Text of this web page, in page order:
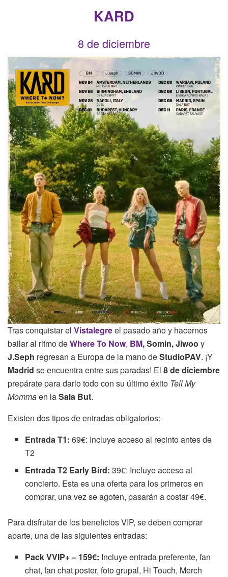
KARD
8 de diciembre
Tras conquistar el Vistalegreel pasado año y hacernos
bailar al ritmo deWhere To Now, BM, Somin, Jiwoo y
J.Seph regresan a Europa de la mano deStudioPAV. ¡Y
Madrid se encuentra entre sus paradas! El 8 de diciembre
prepárate para darlo todo con su último éxito Tell My
Mommaen laSala But.
Existen dos tipos de entradas obligatorios:
Entrada T1: 69€: Incluye acceso al recinto antes de
T2
Entrada T2 Early Bird: 39€: Incluye acceso al
concierto. Esta es una oferta para los primeros en
comprar, una vez se agoten, pasarán a costar 49€.
Para disfrutar de los beneficios VIP, se deben comprar
aparte, una de las siguientes entradas:
Pack VVIP+ – 159€: Incluye entrada preferente, fan
chat, fan chat poster, foto grupal, Hi Touch, Merch